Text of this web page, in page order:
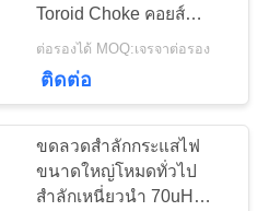
Toroid Choke คอยส์
สำหรับการบัดกรีแบบใหม่
ต่อรองได้ MOQ:เจรจาต่อรอง
ติดต่อ
ขดลวดสำลักกระแสไฟ
ขนาดใหญ่โหมดทั่วไป
สำลักเหนี่ยวนำ 70uH